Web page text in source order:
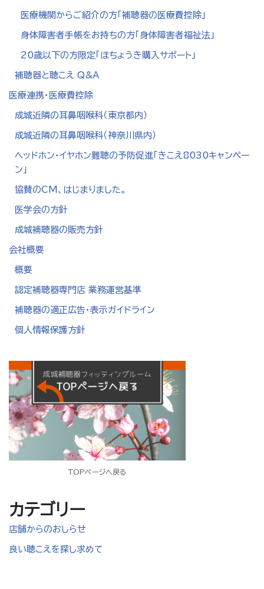
医療機関からご紹介の方「補聴器の医療費控除」
身体障害者手帳をお持ちの方「身体障害者福祉法」
20歳以下の方限定「ほちょうき購入サポート」
補聴器と聴こえ Q&A
医療連携・医療費控除
成城近隣の耳鼻咽喉科（東京都内）
成城近隣の耳鼻咽喉科（神奈川県内）
ヘッドホン・イヤホン難聴の予防促進「きこえ8030キャンペー
ン」
協賛のCM、はじまりました。
医学会の方針
成城補聴器の販売方針
会社概要
概要
認定補聴器専門店 業務運営基準
補聴器の適正広告・表示ガイドライン
個人情報保護方針
TOPページへ戻る
カテゴリー
店舗からのおしらせ
良い聴こえを探し求めて